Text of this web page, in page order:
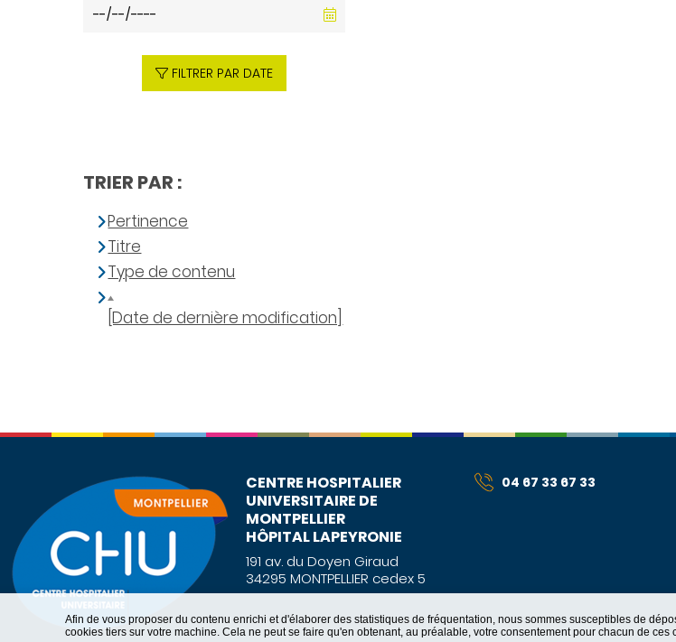
Afin de vous proposer du contenu enrichi et d'élaborer des statistiques de fréquentation, nous sommes susceptibles de
cookies tiers sur votre machine. Cela ne peut se faire qu'en obtenant, au préalable, votre consentement pour chacun de ces
FILTRER PAR DATE
TRIER PAR :
Pertinence
Titre
Type de contenu
[Date de dernière modification]
CENTRE HOSPITALIER
UNIVERSITAIRE DE
MONTPELLIER
HÔPITAL LAPEYRONIE
191 av. du Doyen Giraud
34295 MONTPELLIER cedex 5
04 67 33 67 33